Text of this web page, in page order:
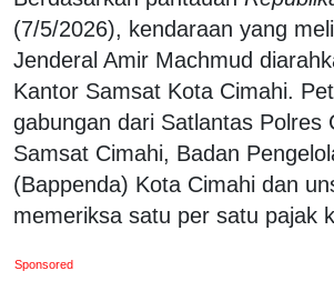
(7/5/2026), kendaraan yang
Jenderal Amir Machmud
Kantor Samsat Kota Cimahi.
gabungan dari Satlantas Polres
Samsat Cimahi, Badan
(Bappenda) Kota Cimahi dan
memeriksa satu per satu pajak
Sponsored